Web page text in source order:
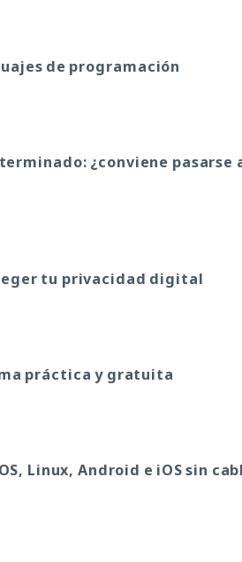
de programación
¿conviene pasarse
tu privacidad digital
práctica y gratuita
Linux, Android e iOS sin